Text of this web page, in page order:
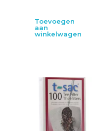
Toevoegen
aan
winkelwagen